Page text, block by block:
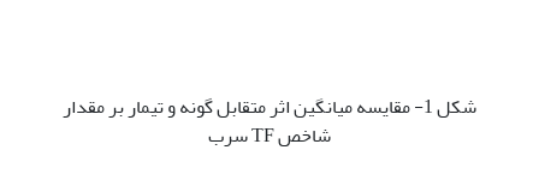
شکل 1- مقایسه میانگین اثر متقابل گونه و تیمار بر مقدار
شاخص TF سرب